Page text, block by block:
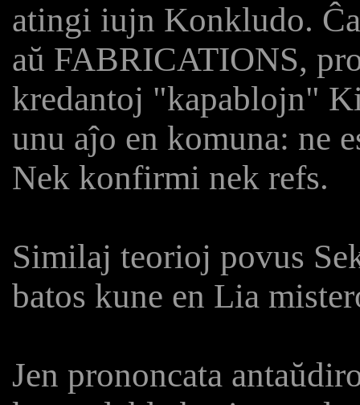
atingi iujn Konkludo.
aŭ FABRICATIONS,
kredantoj "kapablojn"
unu aĵo en komuna: ne
Nek konfirmi nek refs.
Similaj teorioj povus
batos kune en Lia
Jen prononcata